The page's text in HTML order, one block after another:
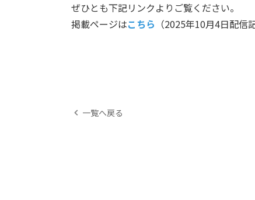
ぜひとも下記リンクよりご覧ください。
掲載ページはこちら （2025年10月4日配信
一覧へ戻る